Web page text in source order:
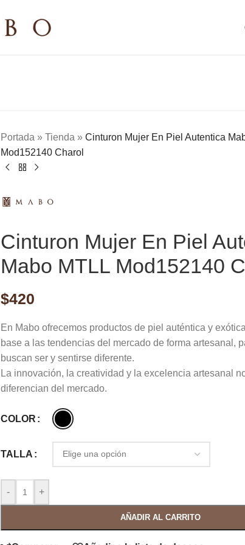
Portada » Tienda » Cinturon Mujer En Piel Autentica
Mod152140 Charol
Cinturon Mujer En Piel
Mabo MTLL Mod152140
$420
En Mabo ofrecemos productos de piel auténtica y
base a las tendencias del mercado de forma artesanal,
buscan ser y sentirse diferente.
La innovación, la creatividad y la excelencia artesanal
diferencian del mercado.
COLOR
TALLA
- +
AÑADIR AL CARRITO